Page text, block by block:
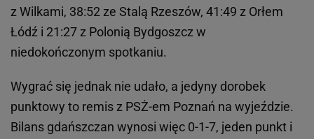
z Wilkami, 38:52 ze Stalą Rzeszów, 41:49 z Orłem
Łódź i 21:27 z Polonią Bydgoszcz w
niedokończonym spotkaniu.
Wygrać się jednak nie udało, a jedyny dorobek
punktowy to remis z PSŻ-em Poznań na wyjeździe.
Bilans gdańszczan wynosi więc 0-1-7, jeden punkt i